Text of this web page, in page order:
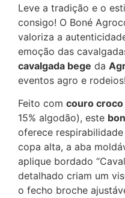
Leve a tradição e o
consigo! O Boné
valoriza a
emoção das
cavalgada bege da
eventos agro e rodeios!
Feito com couro
15% algodão), este
oferece
copa alta, a aba
aplique bordado
detalhado criam um
o fecho broche